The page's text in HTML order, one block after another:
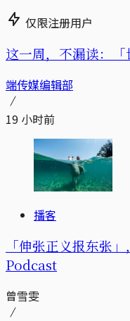
仅限注册用户
这一周，不漏读：
端传媒编辑部
19 小时前
播客
「伸张正义报东张
Podcast
曾雪雯